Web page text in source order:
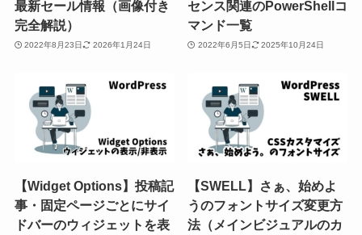
最新セール情報（画像付き
完全解説）
2022年8月23日 2026年1月24日
センス関連のPowerShellコ
マンド一覧
2022年6月5日 2025年10月24日
【Widget Options】投稿記
事・固定ページごとにサイ
ドバーのウィジェットを表
【SWELL】さぁ、始めよ
うのフォントサイズ変更方
法（メインビジュアルのカ